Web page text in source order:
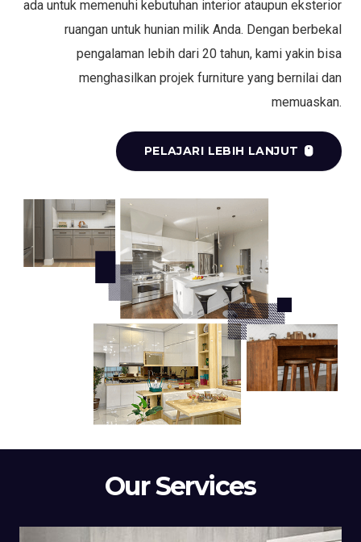
ada untuk memenuhi kebutuhan interior ataupun eksterior
ruangan untuk hunian milik Anda. Dengan berbekal
pengalaman lebih dari 20 tahun, kami yakin bisa
menghasilkan projek furniture yang bernilai dan
memuaskan.
PELAJARI LEBIH LANJUT
Our Services